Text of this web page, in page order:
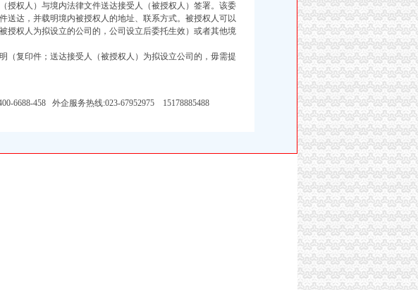
授权人）与境内法律文件送达接受人（被授权人）签署。该委
送达，并载明境内被授权人的地址、联系方式。被授权人可以
授权人为拟设立的公司的，公司设立后委托生效）或者其他境
（复印件；送达接受人（被授权人）为拟设立公司的，毋需提
6688-458 外企服务热线:023-67952975 15178885488